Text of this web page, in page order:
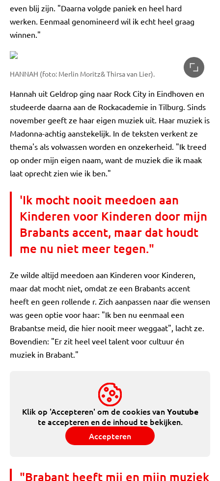
even blij zijn. "Daarna volgde paniek en heel hard
werken. Eenmaal genomineerd wil ik echt heel graag
winnen."
HANNAH (foto: Merlin Moritz& Thirsa van Lier).
Hannah uit Geldrop ging naar Rock City in Eindhoven en
studeerde daarna aan de Rockacademie in Tilburg. Sinds
november geeft ze haar eigen muziek uit. Haar muziek is
Madonna-achtig aanstekelijk. In de teksten verkent ze
thema's als volwassen worden en onzekerheid. "Ik treed
op onder mijn eigen naam, want de muziek die ik maak
laat oprecht zien wie ik ben."
'Ik mocht nooit meedoen aan
Kinderen voor Kinderen door mijn
Brabants accent, maar dat houdt
me nu niet meer tegen."
Ze wilde altijd meedoen aan Kinderen voor Kinderen,
maar dat mocht niet, omdat ze een Brabants accent
heeft en geen rollende r. Zich aanpassen naar die wensen
was geen optie voor haar: "Ik ben nu eenmaal een
Brabantse meid, die hier nooit meer weggaat", lacht ze.
Bovendien: "Er zit heel veel talent voor cultuur én
muziek in Brabant."
Klik op 'Accepteren' om de cookies vanYoutube
te accepteren en de inhoud te bekijken.
Accepteren
"Brabant heeft mij en mijn muziek